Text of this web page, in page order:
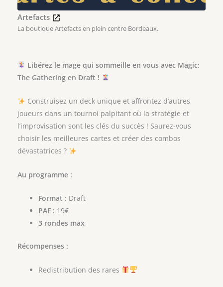
Artefacts
La boutique Artefacts en plein centre Bordeaux.
Libérez le mage qui sommeille en vous avec Magic:
The Gathering en Draft !
Construisez un deck unique et affrontez d’autres
joueurs dans un tournoi palpitant où la stratégie et
l’improvisation sont les clés du succès ! Saurez-vous
choisir les meilleures cartes et créer des combos
dévastatrices ?
Au programme :
Format : Draft
PAF : 19€
3 rondes max
Récompenses :
Redistribution des rares